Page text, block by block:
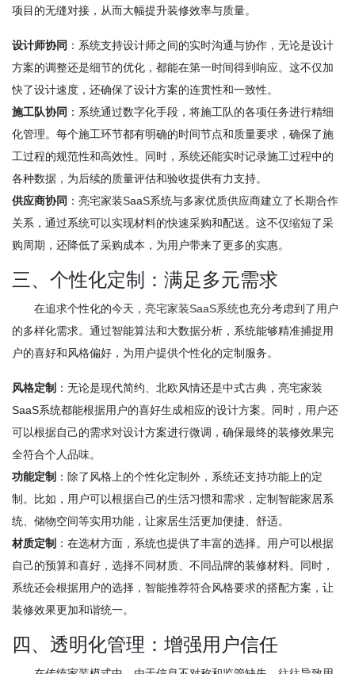
项目的无缝对接，从而大幅提升装修效率与质量。
设计师协同 ：系统支持设计师之间的实时沟通与协作，无论是设计
方案的调整还是细节的优化，都能在第一时间得到响应。这不仅加
快了设计速度，还确保了设计方案的连贯性和一致性。
施工队协同 ：系统通过数字化手段，将施工队的各项任务进行精细
化管理。每个施工环节都有明确的时间节点和质量要求，确保了施
工过程的规范性和高效性。同时，系统还能实时记录施工过程中的
各种数据，为后续的质量评估和验收提供有力支持。
供应商协同 ：亮宅家装SaaS系统与多家优质供应商建立了长期合作
关系，通过系统可以实现材料的快速采购和配送。这不仅缩短了采
购周期，还降低了采购成本，为用户带来了更多的实惠。
三、个性化定制：满足多元需求
在追求个性化的今天， 亮宅家装SaaS系统也充分考虑到了用户
的多样化需求。通过智能算法和大数据分析，系统能够精准捕捉用
户的喜好和风格偏好，为用户提供个性化的定制服务。
风格定制 ：无论是现代简约、北欧风情还是中式古典，亮宅家装
SaaS系统都能根据用户的喜好生成相应的设计方案。同时，用户还
可以根据自己的需求对设计方案进行微调，确保最终的装修效果完
全符合个人品味。
功能定制 ：除了风格上的个性化定制外，系统还支持功能上的定
制。比如，用户可以根据自己的生活习惯和需求，定制智能家居系
统、储物空间等实用功能，让家居生活更加便捷、舒适。
材质定制 ：在选材方面，系统也提供了丰富的选择。用户可以根据
自己的预算和喜好，选择不同材质、不同品牌的装修材料。同时，
系统还会根据用户的选择，智能推荐符合风格要求的搭配方案，让
装修效果更加和谐统一。
四、透明化管理：增强用户信任